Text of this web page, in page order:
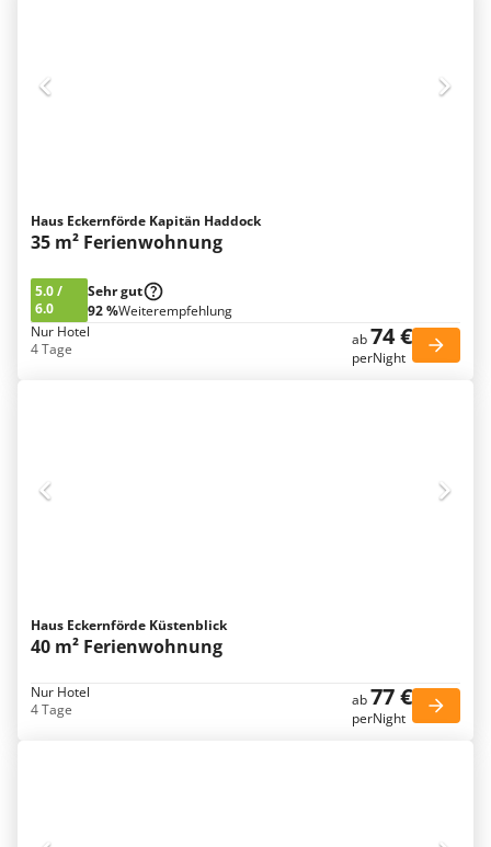
Haus Eckernförde Kapitän Haddock
35 m² Ferienwohnung
5.0/
6.0
Sehr gut
92 %Weiterempfehlung
Nur Hotel
4 Tage
ab74 €
perNight
Haus Eckernförde Küstenblick
40 m² Ferienwohnung
Nur Hotel
4 Tage
ab77 €
perNight